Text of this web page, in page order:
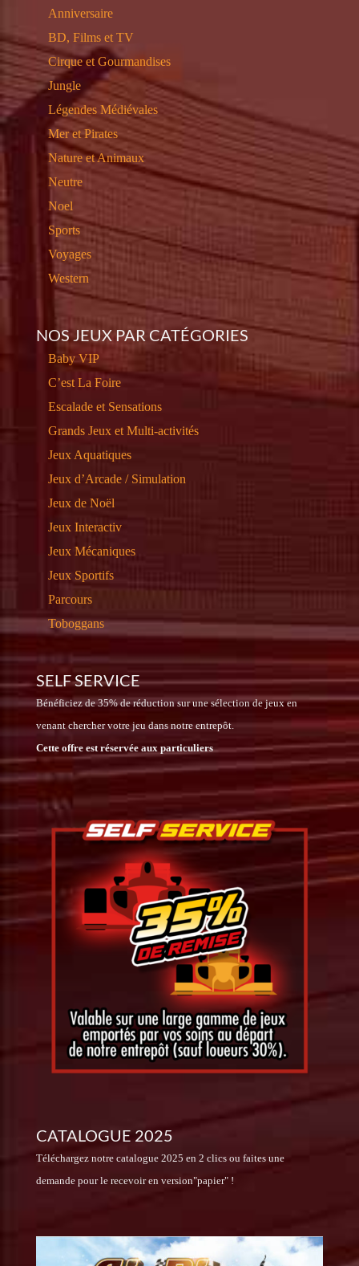
Anniversaire
BD, Films et TV
Cirque et Gourmandises
Jungle
Légendes Médiévales
Mer et Pirates
Nature et Animaux
Neutre
Noel
Sports
Voyages
Western
NOS JEUX PAR CATÉGORIES
Baby VIP
C’est La Foire
Escalade et Sensations
Grands Jeux et Multi-activités
Jeux Aquatiques
Jeux d’Arcade / Simulation
Jeux de Noël
Jeux Interactiv
Jeux Mécaniques
Jeux Sportifs
Parcours
Toboggans
SELF SERVICE
Bénéficiez de 35% de réduction sur une sélection de jeux en
venant chercher votre jeu dans notre entrepôt.
Cette offre est réservée aux particuliers
CATALOGUE 2025
Téléchargez notre catalogue 2025 en 2 clics ou faites une
demande pour le recevoir en version"papier" !